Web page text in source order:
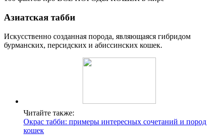
Азиатская табби
Искусственно созданная порода, являющаяся гибридом
бурманских, персидских и абиссинских кошек.
Читайте также:
Окрас табби: примеры интересных сочетаний и пород
кошек